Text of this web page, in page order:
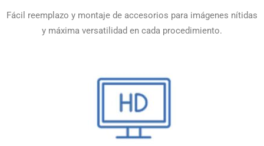
Fácil reemplazo y montaje de accesorios para imágenes nítidas
y máxima versatilidad en cada procedimiento.